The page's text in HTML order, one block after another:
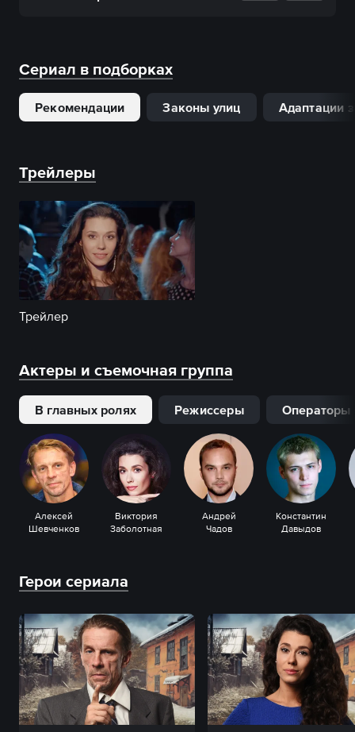
Сериал в подборках
Рекомендации Законы улиц Адаптации
Трейлеры
Трейлер
Актеры и съемочная группа
В главных ролях Режиссеры Операторы
Алексей
Шевченков
Виктория
Заболотная
Андрей
Чадов
Константин
Давыдов
Герои сериала